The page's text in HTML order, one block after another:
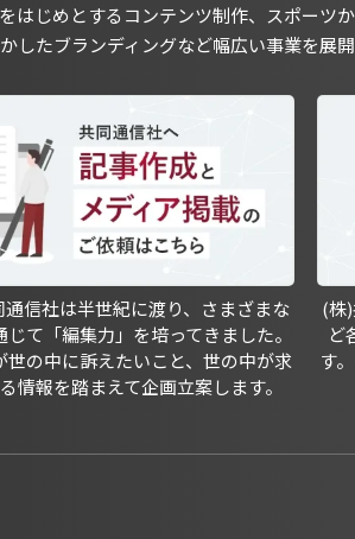
はじめとするコンテンツ制作、スポーツ
したブランディングなど幅広い事業を展開
通信社は半世紀に渡り、さまざまな
じて「編集力」を培ってきました。
世の中に訴えたいこと、世の中が求
情報を踏まえて企画立案します。
(株
ど
す